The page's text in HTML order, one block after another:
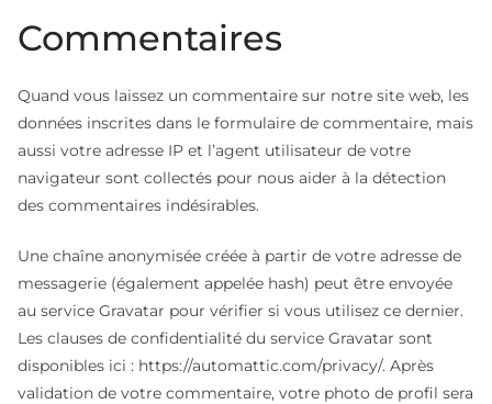
Commentaires
Quand vous laissez un commentaire sur notre site web, les
données inscrites dans le formulaire de commentaire, mais
aussi votre adresse IP et l’agent utilisateur de votre
navigateur sont collectés pour nous aider à la détection
des commentaires indésirables.
Une chaîne anonymisée créée à partir de votre adresse de
messagerie (également appelée hash) peut être envoyée
au service Gravatar pour vérifier si vous utilisez ce dernier.
Les clauses de confidentialité du service Gravatar sont
disponibles ici : https://automattic.com/privacy/. Après
validation de votre commentaire, votre photo de profil sera